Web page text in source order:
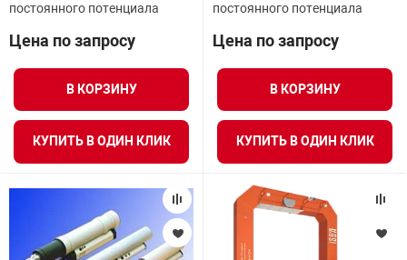
сигнализации
безопасность
оборудование
постоянного потенциала
Цена по запросу
В КОРЗИНУ
КУПИТЬ В ОДИН КЛИК
постоянного потенциала
Цена по запросу
В КОРЗИНУ
КУПИТЬ В ОДИН КЛИК